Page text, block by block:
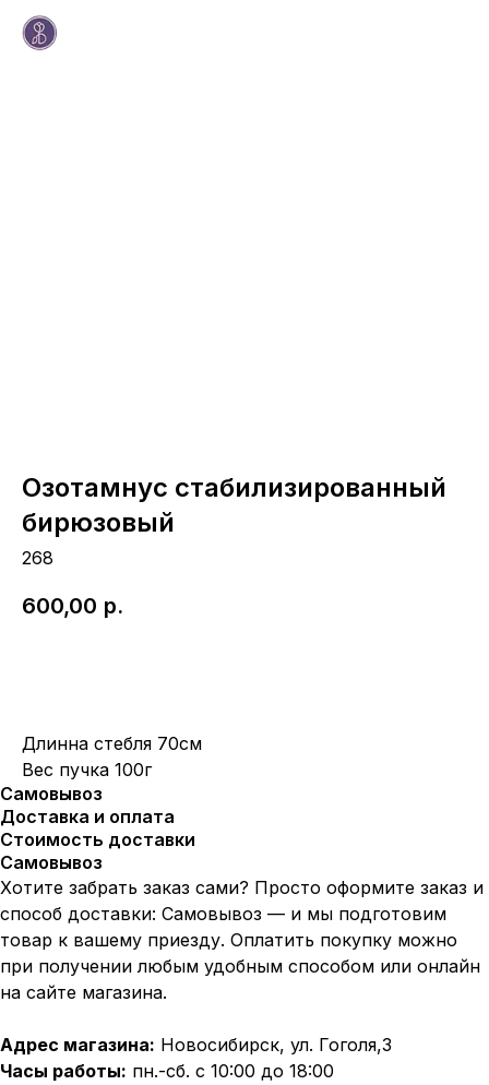
Озотамнус стабилизированный
бирюзовый
268
600,00 р.
Длинна стебля 70см
Вес пучка 100г
Самовывоз
Доставка и оплата
Стоимость доставки
Самовывоз
Хотите забрать заказ сами? Просто оформите заказ и
способ доставки: Самовывоз — и мы подготовим
товар к вашему приезду. Оплатить покупку можно
при получении любым удобным способом или онлайн
на сайте магазина.
Адрес магазина: Новосибирск, ул. Гоголя,3
Часы работы: пн.-сб. с 10:00 до 18:00